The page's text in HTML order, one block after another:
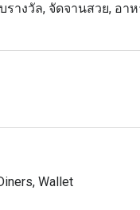
นๆ สำหรับผู้ที่รักอาหาร
องมาเยือนเพื่อสัมผัสป
งศ์ พร้อมบริการระดับโ
ธีที่คุ้มค่าที่สุดในการมารั
างวัล, จัดจานสวย, อา
Wallet